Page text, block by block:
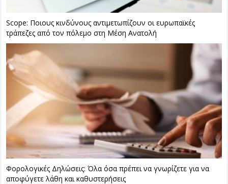
Scope: Ποιους κινδύνους αντιμετωπίζουν οι ευρωπαϊκές
τράπεζες από τον πόλεμο στη Μέση Ανατολή
Φορολογικές Δηλώσεις: Όλα όσα πρέπει να γνωρίζετε για να
αποφύγετε λάθη και καθυστερήσεις